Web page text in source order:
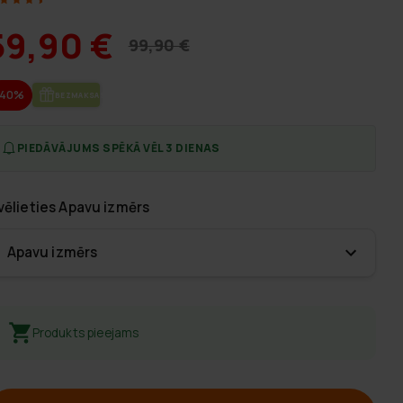
€ 99,90 €
BEZ­MAK­SAS PIE­GĀ­DE
PIEDĀVĀJUMS SPĒKĀ VĒL 3 DIENAS
Apavu izmērs
Apavu izmērs
Produkts pieejams